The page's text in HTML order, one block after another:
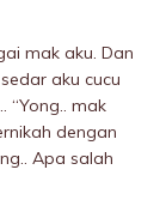
mak aku. Dan
aku cucu
“Yong.. mak
dengan
Apa salah